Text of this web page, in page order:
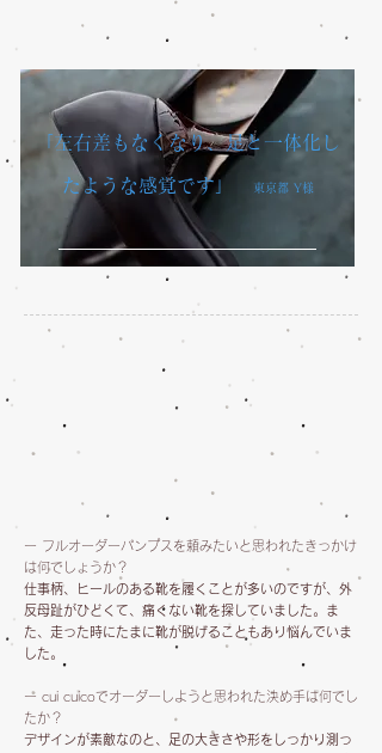
「左右差もなくなり、足と一体化し
たような感覚です」 東京都 Y様
ー フルオーダーパンプスを頼みたいと思われたきっかけ
は何でしょうか？
仕事柄、ヒールのある靴を履くことが多いのですが、外
反母趾がひどくて、痛くない靴を探していました。ま
た、走った時にたまに靴が脱げることもあり悩んでいま
した。
ー cui cuicoでオーダーしようと思われた決め手は何でし
たか？
デザインが素敵なのと、足の大きさや形をしっかり測っ